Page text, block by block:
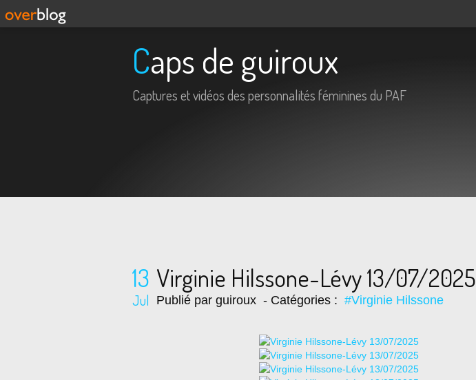
Caps de guiroux
Captures et vidéos des personnalités féminines du PAF
13
Jul
Virginie Hilssone-Lévy 13/07/2025
Publié par guiroux - Catégories : #Virginie Hilssone